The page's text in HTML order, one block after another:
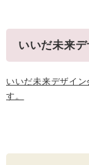
いいだ未来
いいだ未来デザイ
す。